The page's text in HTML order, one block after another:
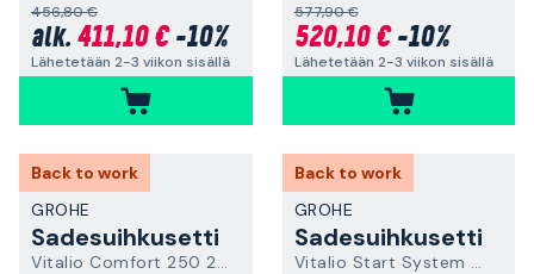
456,80 €
alk. 411,10 €-10%
Lähetetään 2-3 viikon sisällä
577,90 €
520,10 €-10%
Lähetetään 2-3 viikon sisällä
Back to work
GROHE
Sadesuihkusetti
Vitalio Comfort 250 26984001
Back to work
GROHE
Sadesuihkusetti
Vitalio Start System 250 26822001